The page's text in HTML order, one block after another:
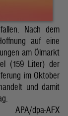
Nach dem
auf eine
am Ölmarkt
(159 Liter) der
im Oktober
und damit
APA/dpa-AFX